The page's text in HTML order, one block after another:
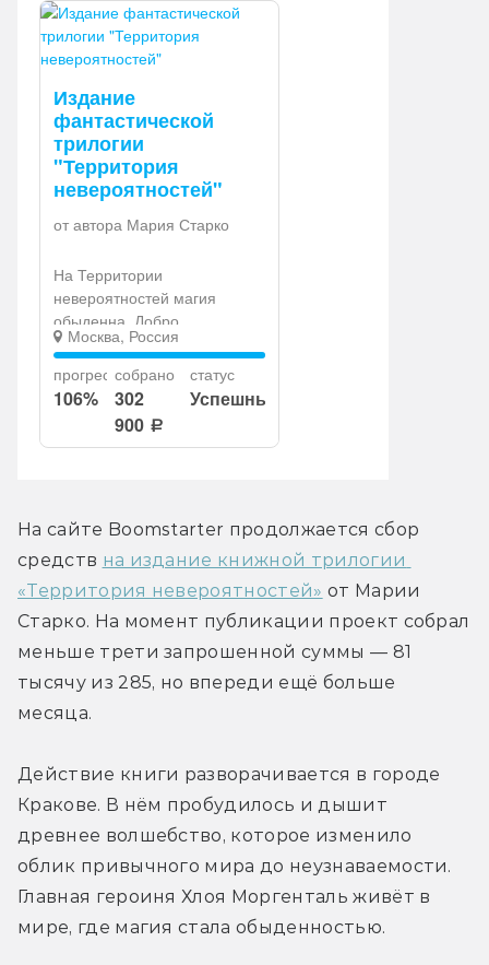
На сайте Boomstarter продолжается сбор
средств на издание книжной трилогии
«Территория невероятностей» от Марии
Старко. На момент публикации проект собрал
меньше трети запрошенной суммы — 81
тысячу из 285, но впереди ещё больше
месяца.
Действие книги разворачивается в городе
Кракове. В нём пробудилось и дышит
древнее волшебство, которое изменило
облик привычного мира до неузнаваемости.
Главная героиня Хлоя Моргенталь живёт в
мире, где магия стала обыденностью.